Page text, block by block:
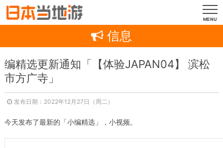
MENU
信息
编精选更新通知「【体验JAPAN04】 滨松
市方广寺」
发布日期：2022年12月27日（周二）
今天发布了最新的「小编精选」，小视频。